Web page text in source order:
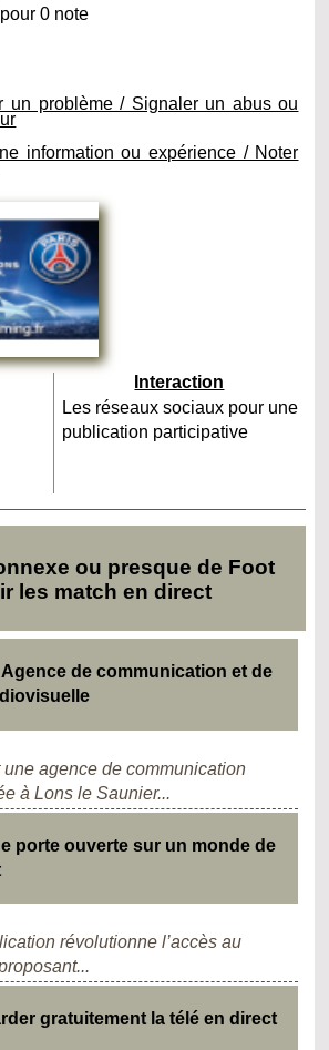
0 note
un problème / Signaler un abus ou
information ou expérience / Noter
Interaction
Les réseaux sociaux pour une
publication participative
ou presque de Foot
les match en direct
Agence de communication et de
agence de communication
à Lons le Saunier...
porte ouverte sur un monde de
révolutionne l’accès au
gratuitement la télé en direct